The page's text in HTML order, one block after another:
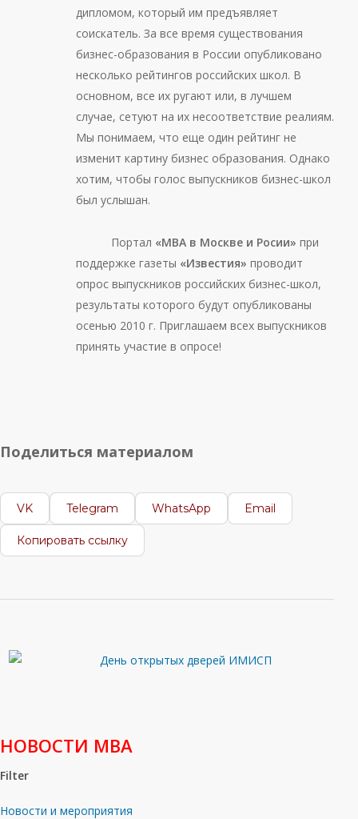
дипломом, который им предъявляет
соискатель. За все время существования
бизнес-образования в России опубликовано
несколько рейтингов российских школ. В
основном, все их ругают или, в лучшем
случае, сетуют на их несоответствие реалиям.
Мы понимаем, что еще один рейтинг не
изменит картину бизнес образования. Однако
хотим, чтобы голос выпускников бизнес-школ
был услышан.
Портал «МВА в Москве и Росии» при
поддержке газеты «Известия» проводит
опрос выпускников российских бизнес-школ,
результаты которого будут опубликованы
осенью 2010 г. Приглашаем всех выпускников
принять участие в опросе!
Поделиться материалом
VK Telegram WhatsApp Email
Копировать ссылку
НОВОСТИ МВА
Filter
Новости и мероприятия